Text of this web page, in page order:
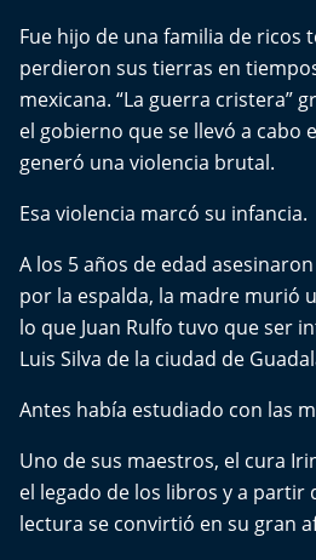
Cultura y Espectáculos
Del Fin del Mundo
Deportes
Conexión Digital
La Ruta del Pulsar
Psicología Abierta
Impacto Tecnológico
Sesiones Dieciocheras
Expreso PM
Fue hijo de una familia de ricos
perdieron sus tierras en
mexicana. “La guerra cristera”
el gobierno que se llevó a cabo
generó una violencia brutal.
Esa violencia marcó su infancia.
A los 5 años de edad
por la espalda, la madre murió
lo que Juan Rulfo tuvo que ser
Luis Silva de la ciudad de
Antes había estudiado con las
Uno de sus maestros, el cura
el legado de los libros y a partir
lectura se convirtió en su gran